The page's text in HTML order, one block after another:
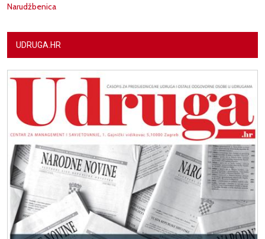
Narudžbenica
UDRUGA.HR